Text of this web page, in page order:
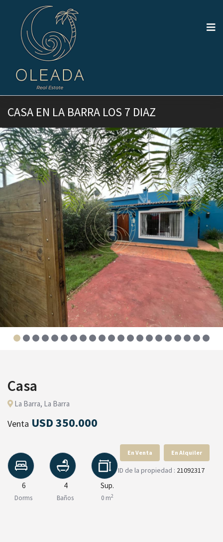
CASA EN LA BARRA LOS 7 DIAZ
Casa
La Barra, La Barra
Venta USD 350.000
6
Dorms
4
Baños
Sup.
0 m2
En Venta En Alquiler
ID de la propiedad : 21092317